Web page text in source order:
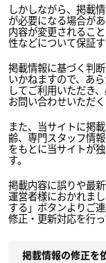
しかしながら、掲載
が必要になる場合が
内容が変更されるこ
性などについて保証
掲載情報に基づく判
いかねますので、あ
してご利用いただき
お問い合わせいただ
また、当サイトに掲
齢、専門スタッフ情
をもとに当サイトが
す。
掲載内容に誤りや最
運営者様におかれま
する」ボタンよりご
修正・更新対応を行っ
掲載情報の修正を